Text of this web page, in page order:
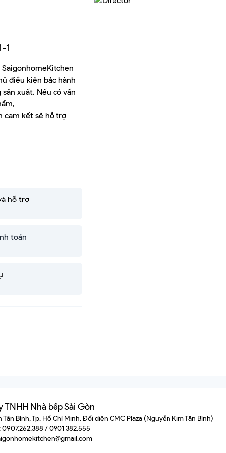
1
SaigonhomeKitchen
điều kiện bảo hành
sản xuất. Nếu có vấn
cam kết sẽ hỗ trợ
hỗ trợ
toán
TNHH Nhà bếp Sài Gòn
Bình, Tp. Hồ Chí Minh. Đối diện CMC Plaza (Nguyễn Kim Tân Bình)
0907.262.388 / 0901 382.555